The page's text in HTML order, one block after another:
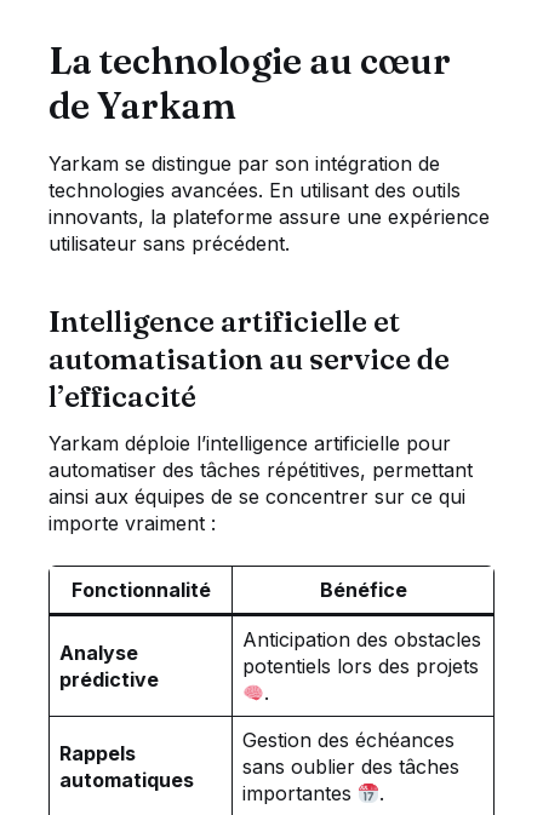
La technologie au cœur
de Yarkam
Yarkam se distingue par son intégration de
technologies avancées. En utilisant des outils
innovants, la plateforme assure une expérience
utilisateur sans précédent.
Intelligence artificielle et
automatisation au service de
l’efficacité
Yarkam déploie l’intelligence artificielle pour
automatiser des tâches répétitives, permettant
ainsi aux équipes de se concentrer sur ce qui
importe vraiment :
Fonctionnalité Bénéfice
Analyse
prédictive
Anticipation des obstacles
potentiels lors des projets
.
Rappels
automatiques
Gestion des échéances
sans oublier des tâches
importantes
.